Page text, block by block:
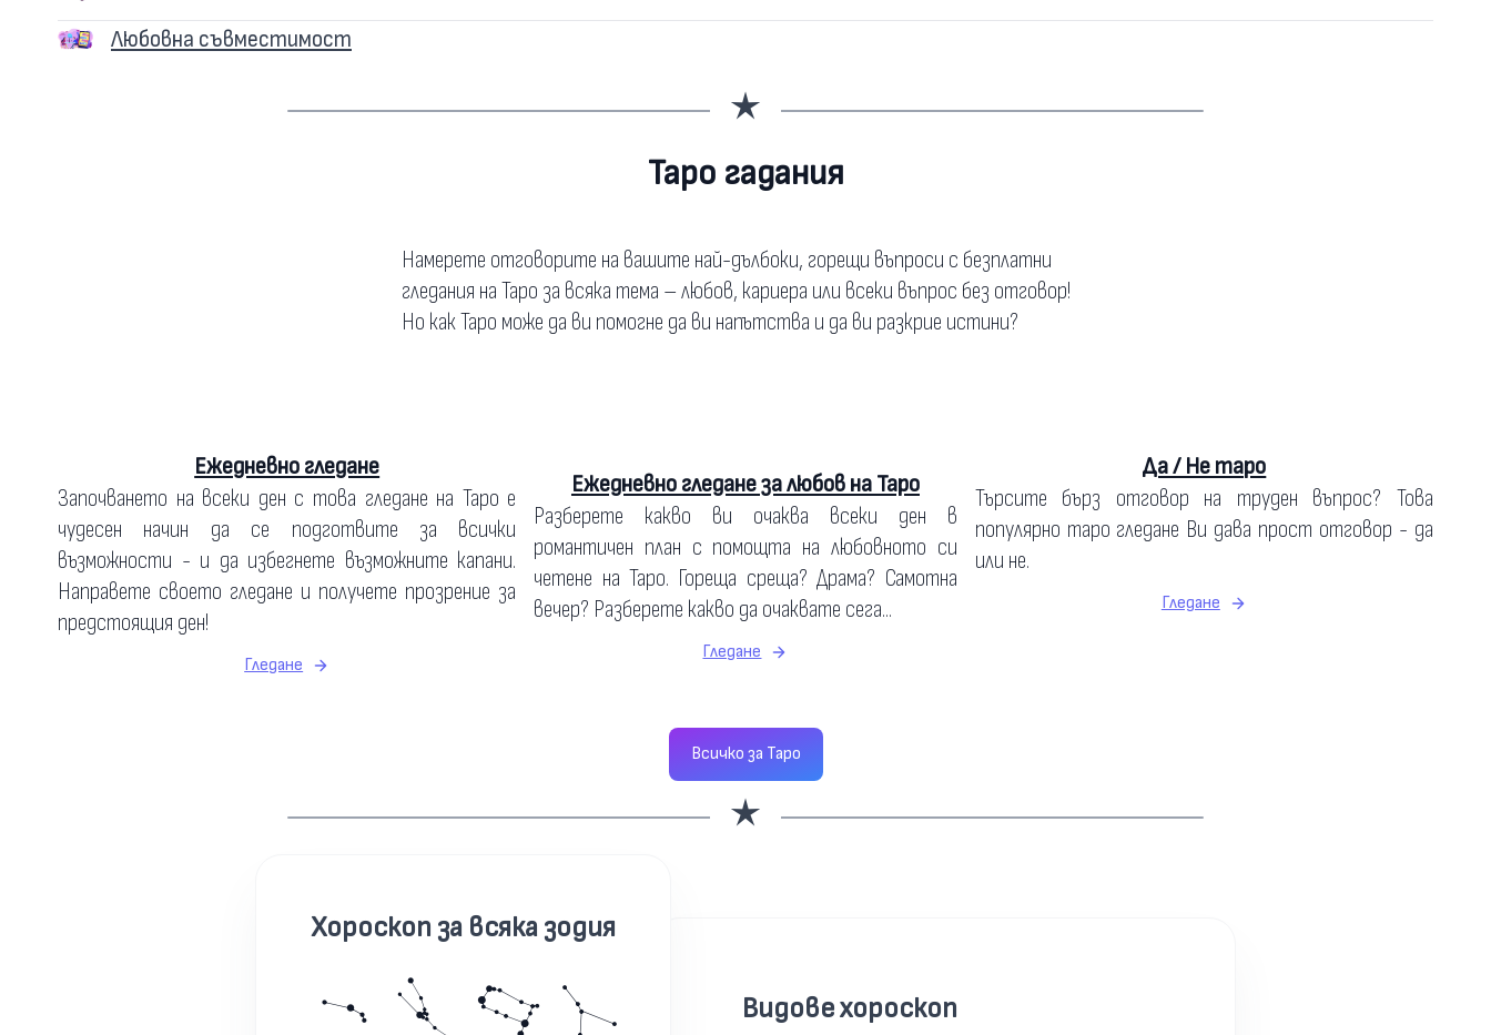
Любовна съвместимост
Таро гадания
Намерете отговорите на вашите най-дълбоки, горещи въпроси с безплатни
гледания на Таро за всяка тема – любов, кариера или всеки въпрос без отговор!
Но как Таро може да ви помогне да ви напътства и да ви разкрие истини?
Ежедневно гледане
Започването на всеки ден с това гледане на Таро е
чудесен начин да се подготвите за всички
възможности - и да избегнете възможните капани.
Направете своето гледане и получете прозрение за
предстоящия ден!
Гледане
Ежедневно гледане за любов на Таро
Разберете какво ви очаква всеки ден в
романтичен план с помощта на любовното си
четене на Таро. Гореща среща? Драма? Самотна
вечер? Разберете какво да очаквате сега...
Гледане
Да / Не таро
Търсите бърз отговор на труден въпрос? Това
популярно таро гледане Ви дава прост отговор - да
или не.
Гледане
Всичко за Таро
Хороскоп за всяка зодия
Видове хороскоп